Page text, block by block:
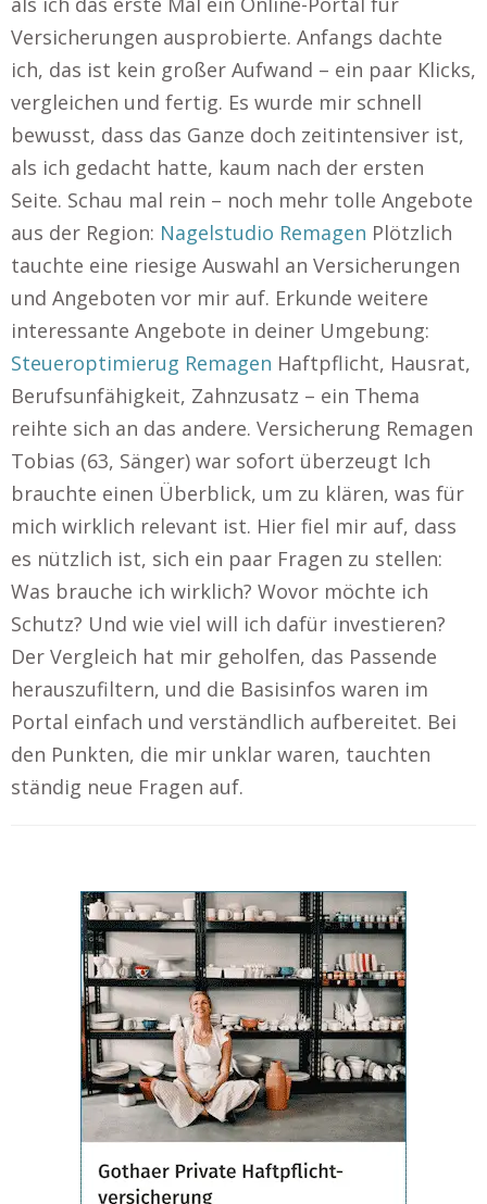
Versicherungen ausprobierte. Anfangs dachte
ich, das ist kein großer Aufwand – ein paar Klicks,
vergleichen und fertig. Es wurde mir schnell
bewusst, dass das Ganze doch zeitintensiver ist,
als ich gedacht hatte, kaum nach der ersten
Seite. Schau mal rein – noch mehr tolle Angebote
aus der Region: Nagelstudio Remagen Plötzlich
tauchte eine riesige Auswahl an Versicherungen
und Angeboten vor mir auf. Erkunde weitere
interessante Angebote in deiner Umgebung:
Steueroptimierug Remagen Haftpflicht, Hausrat,
Berufsunfähigkeit, Zahnzusatz – ein Thema
reihte sich an das andere. Versicherung Remagen
Tobias (63, Sänger) war sofort überzeugt Ich
brauchte einen Überblick, um zu klären, was für
mich wirklich relevant ist. Hier fiel mir auf, dass
es nützlich ist, sich ein paar Fragen zu stellen:
Was brauche ich wirklich? Wovor möchte ich
Schutz? Und wie viel will ich dafür investieren?
Der Vergleich hat mir geholfen, das Passende
herauszufiltern, und die Basisinfos waren im
Portal einfach und verständlich aufbereitet. Bei
den Punkten, die mir unklar waren, tauchten
ständig neue Fragen auf.